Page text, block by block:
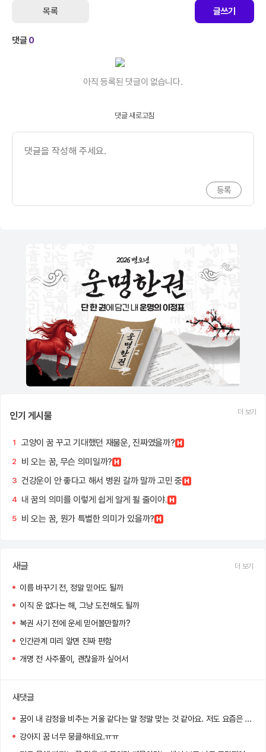
목록 글쓰기
댓글0
아직 등록된 댓글이 없습니다.
댓글 새로고침
인기 게시물 더 보기
1 고양이 꿈 꾸고 기대했던 재물운, 진짜였을까?
2 비 오는 꿈, 무슨 의미일까?
3 건강운이 안 좋다고 해서 병원 갈까 말까 고민 중
4 내 꿈의 의미를 이렇게 쉽게 알게 될 줄이야.
5 비 오는 꿈, 뭔가 특별한 의미가 있을까?
새글 더 보기
이름 바꾸기 전, 정말 믿어도 될까
이직 운 없다는 해, 그냥 도전해도 될까
복권 사기 전에 운세 믿어볼만할까?
인간관계 미리 알면 진짜 편함
개명 전 사주풀이, 괜찮을까 싶어서
새댓글
꿈이 내 감정을 비추는 거울 같다는 말 정말 맞는 것 같아요. 저도 요즘은 아침마다 꿈을 기록하게 됐어요 :)
강아지 꿈 너무 뭉클하네요.ㅠㅠ